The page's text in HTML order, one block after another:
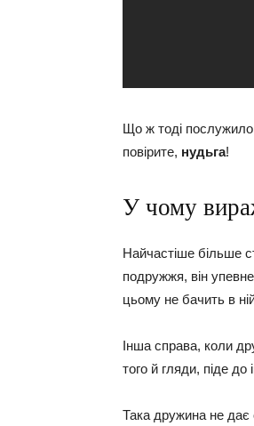
Що ж тоді
повірите, нудьга!
У чому
Найчастіше більше
подружжя, він
цьому не бачить в ній
Інша справа, коли
того й гляди, піде до
Така дружина не дає